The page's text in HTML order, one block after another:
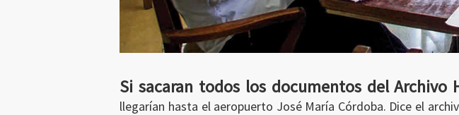
Si sacaran todos los documentos del Archivo
llegarían hasta el aeropuerto José María Córdoba. Dice el